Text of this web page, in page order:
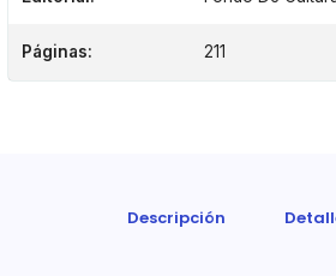
Páginas: 211
Descripción